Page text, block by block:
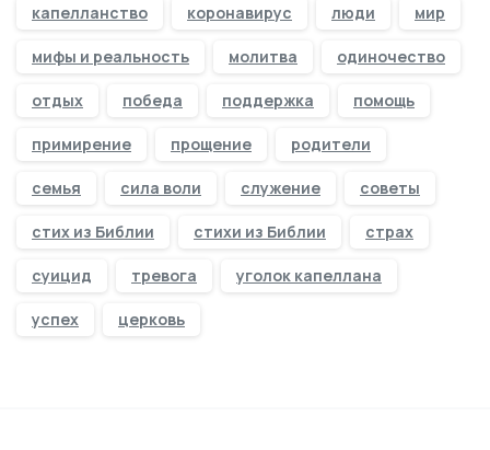
капелланство коронавирус люди мир
мифы и реальность молитва одиночество
отдых победа поддержка помощь
примирение прощение родители
семья сила воли служение советы
стих из Библии стихи из Библии страх
суицид тревога уголок капеллана
успех церковь